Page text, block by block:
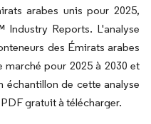
arabes unis pour 2025,
Reports. L'analyse
des Émirats arabes
pour 2025 à 2030 et
échantillon de cette analyse
gratuit à télécharger.